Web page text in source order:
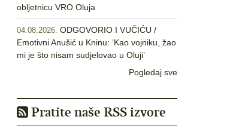
obljetnicu VRO Oluja
04.08.2026. ODGOVORIO I VUČIĆU /
Emotivni Anušić u Kninu: ‘Kao vojniku, žao
mi je što nisam sudjelovao u Oluji’
Pogledaj sve
Pratite naše RSS izvore